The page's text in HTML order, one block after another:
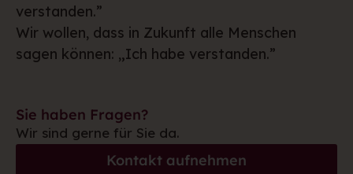
verstanden.”
Wir wollen, dass in Zukunft alle Menschen
sagen können: „Ich habe verstanden.”
Sie haben Fragen?
Wir sind gerne für Sie da.
Kontakt aufnehmen